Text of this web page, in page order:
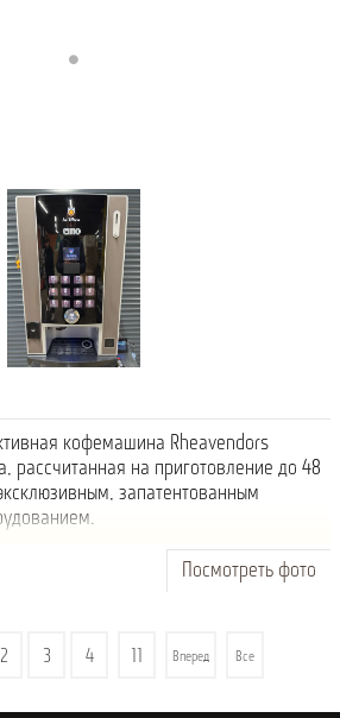
кофемашина Rheavendors
рассчитанная на приготовление до 48
запатентованным
Посмотреть фото
2 3 4 Вперед Все